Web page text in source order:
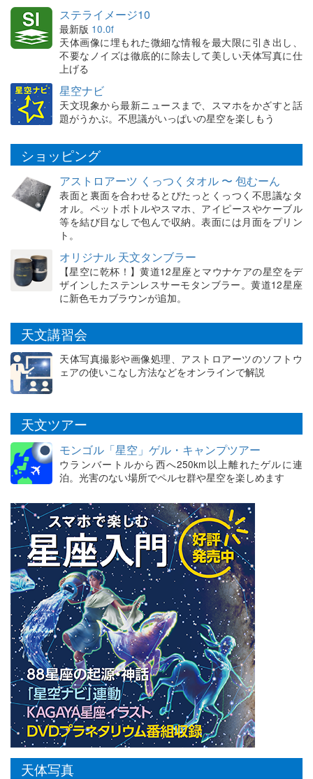
ステライメージ10
最新版 10.0f
天体画像に埋もれた微細な情報を最大限に引き出し、
不要なノイズは徹底的に除去して美しい天体写真に仕
上げる
星空ナビ
天文現象から最新ニュースまで、スマホをかざすと話
題がうかぶ。不思議がいっぱいの星空を楽しもう
ショッピング
アストロアーツ くっつくタオル 〜 包むーん
表面と裏面を合わせるとぴたっとくっつく不思議なタ
オル。ペットボトルやスマホ、アイピースやケーブル
等を結び目なしで包んで収納。表面には月面をプリン
ト。
オリジナル 天文タンブラー
【星空に乾杯！】黄道12星座とマウナケアの星空をデ
ザインしたステンレスサーモタンブラー。黄道12星座
に新色モカブラウンが追加。
天文講習会
天体写真撮影や画像処理、アストロアーツのソフトウ
ェアの使いこなし方法などをオンラインで解説
天文ツアー
モンゴル「星空」ゲル・キャンプツアー
ウランバートルから西へ250km以上離れたゲルに連
泊。光害のない場所でペルセ群や星空を楽しめます
天体写真